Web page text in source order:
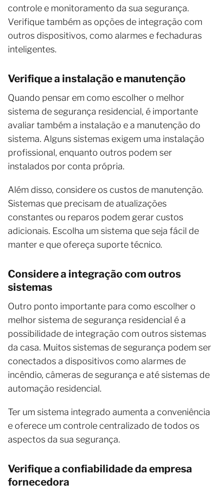
controle e monitoramento da sua segurança.
Verifique também as opções de integração com
outros dispositivos, como alarmes e fechaduras
inteligentes.
Verifique a instalação e manutenção
Quando pensar em como escolher o melhor
sistema de segurança residencial, é importante
avaliar também a instalação e a manutenção do
sistema. Alguns sistemas exigem uma instalação
profissional, enquanto outros podem ser
instalados por conta própria.
Além disso, considere os custos de manutenção.
Sistemas que precisam de atualizações
constantes ou reparos podem gerar custos
adicionais. Escolha um sistema que seja fácil de
manter e que ofereça suporte técnico.
Considere a integração com outros
sistemas
Outro ponto importante para como escolher o
melhor sistema de segurança residencial é a
possibilidade de integração com outros sistemas
da casa. Muitos sistemas de segurança podem ser
conectados a dispositivos como alarmes de
incêndio, câmeras de segurança e até sistemas de
automação residencial.
Ter um sistema integrado aumenta a conveniência
e oferece um controle centralizado de todos os
aspectos da sua segurança.
Verifique a confiabilidade da empresa
fornecedora